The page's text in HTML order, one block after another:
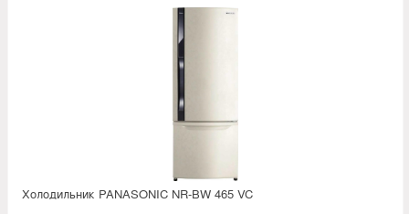
Холодильник PANASONIC NR-BW 465 VC